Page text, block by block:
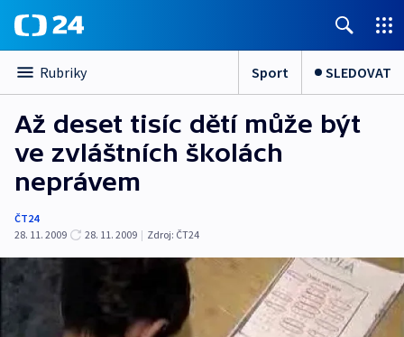
Rubriky Sport SLEDOVAT
Až deset tisíc dětí může být
ve zvláštních školách
neprávem
ČT24
28. 11. 2009
28. 11. 2009 | Zdroj: ČT24